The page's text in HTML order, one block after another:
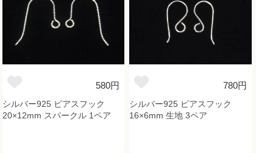
580円
シルバー925 ピアスフック
20×12mm スパークル 1ペア
780円
シルバー925 ピアスフック
16×6mm 生地 3ペア